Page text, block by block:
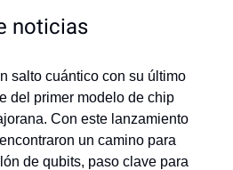
noticias
salto cuántico con su último
del primer modelo de chip
Con este lanzamiento
un camino para
de qubits, paso clave para